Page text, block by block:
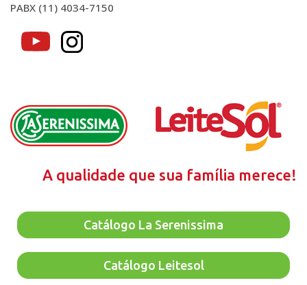
PABX (11) 4034-7150
A qualidade que sua família merece!
Catálogo La Serenissima
Catálogo Leitesol